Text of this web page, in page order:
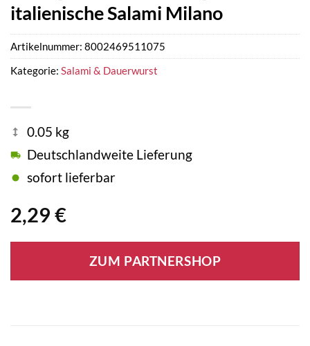
italienische Salami Milano
2,29 €
0.05 kg
Deutschlandweite Lieferung
sofort lieferbar
ZUM PARTNERSHOP
Artikelnummer: 8002469511075
Kategorie: Salami & Dauerwurst